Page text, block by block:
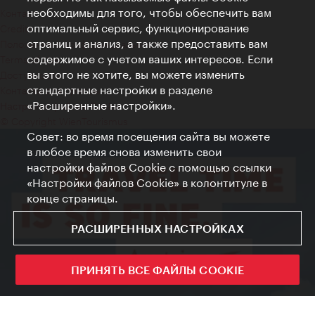
Контакт
Credits
Положение о конфиденциальности
Terms of Use
Доступность
Контакты для прессы
Настройки файлов Cookie
необходимы для того, чтобы обеспечить вам
оптимальный сервис, функционирование
страниц и анализ, а также предоставить вам
содержимое с учетом ваших интересов. Если
вы этого не хотите, вы можете изменить
стандартные настройки в разделе
«Расширенные настройки».
Совет: во время посещения сайта вы можете
в любое время снова изменить свои
настройки файлов Cookie с помощью ссылки
«Настройки файлов Cookie» в колонтитуле в
конце страницы.
РАСШИРЕННЫХ НАСТРОЙКАХ
ПРИНЯТЬ ВСЕ ФАЙЛЫ COOKIE